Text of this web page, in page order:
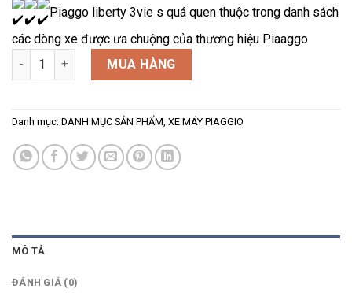
Piaggo liberty 3vie s quá quen thuộc trong danh sách
các dòng xe được ưa chuộng của thương hiệu Piaaggo
piaggio_liberty_s_125 số lượng
MUA HÀNG
Danh mục: DANH MỤC SẢN PHẨM XE MÁY PIAGGIO
MÔ TẢ
ĐÁNH GIÁ (0)